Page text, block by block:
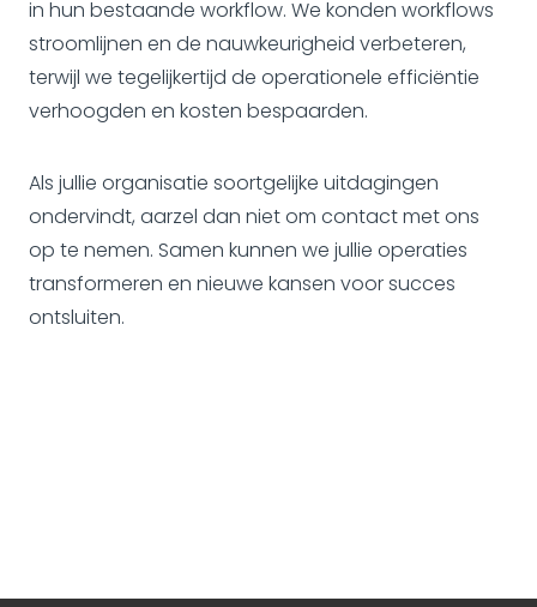
in hun bestaande workflow. We konden workflows
stroomlijnen en de nauwkeurigheid verbeteren,
terwijl we tegelijkertijd de operationele efficiëntie
verhoogden en kosten bespaarden.
Als jullie organisatie soortgelijke uitdagingen
ondervindt, aarzel dan niet om contact met ons
op te nemen. Samen kunnen we jullie operaties
transformeren en nieuwe kansen voor succes
ontsluiten.